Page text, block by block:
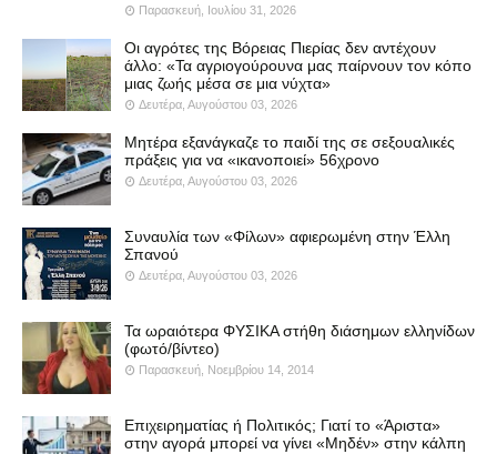
Παρασκευή, Ιουλίου 31, 2026
Οι αγρότες της Βόρειας Πιερίας δεν αντέχουν
άλλο: «Τα αγριογούρουνα μας παίρνουν τον κόπο
μιας ζωής μέσα σε μια νύχτα»
Δευτέρα, Αυγούστου 03, 2026
Μητέρα εξανάγκαζε το παιδί της σε σεξουαλικές
πράξεις για να «ικανοποιεί» 56χρονο
Δευτέρα, Αυγούστου 03, 2026
Συναυλία των «Φίλων» αφιερωμένη στην Έλλη
Σπανού
Δευτέρα, Αυγούστου 03, 2026
Τα ωραιότερα ΦΥΣΙΚΑ στήθη διάσημων ελληνίδων
(φωτό/βίντεο)
Παρασκευή, Νοεμβρίου 14, 2014
Επιχειρηματίας ή Πολιτικός; Γιατί το «Άριστα»
στην αγορά μπορεί να γίνει «Μηδέν» στην κάλπη